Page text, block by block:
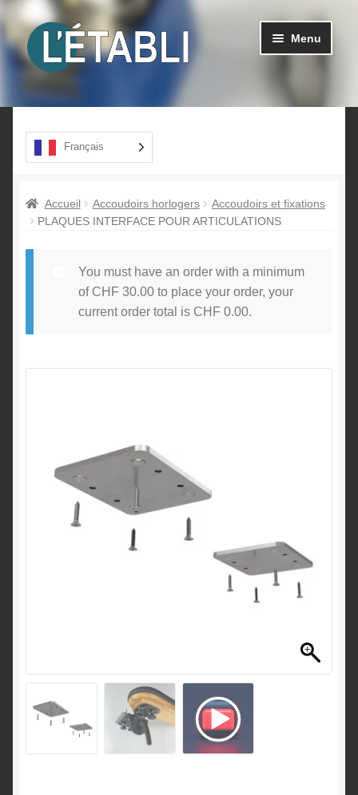
Aller
à
Aller
au
contenu
Menu
Produits
le
A propos
Français
Accueil Accoudoirs horlogers
Accoudoirs et fixations
PLAQUES INTERFACE POUR ARTICULATIONS
You must have an order with a minimum
of CHF 30.00to place your order, your
current order total is CHF 0.00.